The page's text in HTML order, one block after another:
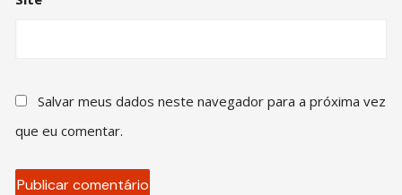
Salvar meus dados neste navegador para a próxima vez
que eu comentar.